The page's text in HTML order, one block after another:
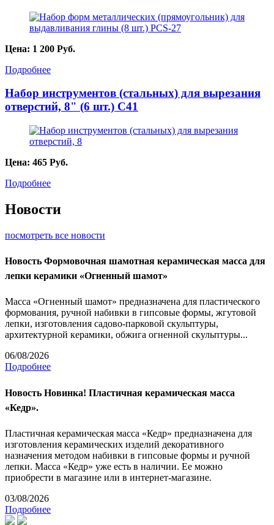
Цена: 1 200 Руб.
Подробнее
Набор инструментов (стальных) для вырезания
отверстий, 8" (6 шт.) С41
Цена: 465 Руб.
Подробнее
Новости
посмотреть все новости
Новость Формовочная шамотная керамическая масса для
лепки керамики «Огненный шамот»
Масса «Огненный шамот» предназначена для пластического
формования, ручной набивки в гипсовые формы, жгутовой
лепки, изготовления садово-парковой скульптуры,
архитектурной керамики, обжига огненной скульптуры...
06/08/2026
Подробнее
Новость Новинка! Пластичная керамическая масса
«Кедр».
Пластичная керамическая масса «Кедр» предназначена для
изготовления керамических изделий декоративного
назначения методом набивки в гипсовые формы и ручной
лепки. Масса «Кедр» уже есть в наличии. Ее можно
приобрести в магазине или в интернет-магазине.
03/08/2026
Подробнее